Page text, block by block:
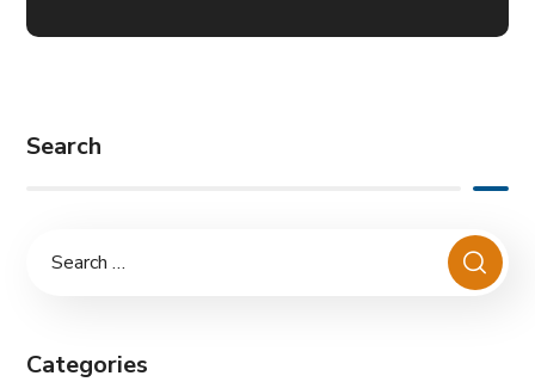
Search
Categories